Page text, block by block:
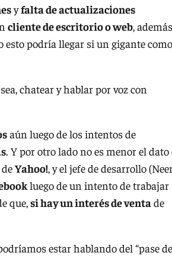
yfalta de actualizaciones
cliente de escritorio o web, además
esto podría llegar si un gigante como
chatear y hablar por voz con
aún luego de los intentos de
. Y por otro lado no es menor el dato
deYahoo!, y el jefe de desarrollo
luego de un intento de trabajar
que,si hay un interés de ventade
estar hablando del “pase